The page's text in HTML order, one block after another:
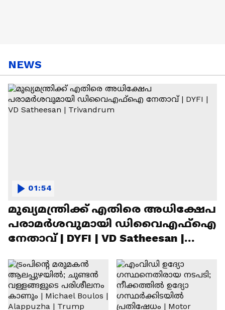
NEWS
മുഖ്യമന്ത്രിക്ക് എതിരെ അധിക്ഷേപ
പരാമര്‍ശവുമായി ഡിവൈഎഫ്‌ഐ
നേതാവ് | DYFI | VD Satheesan |
01:54